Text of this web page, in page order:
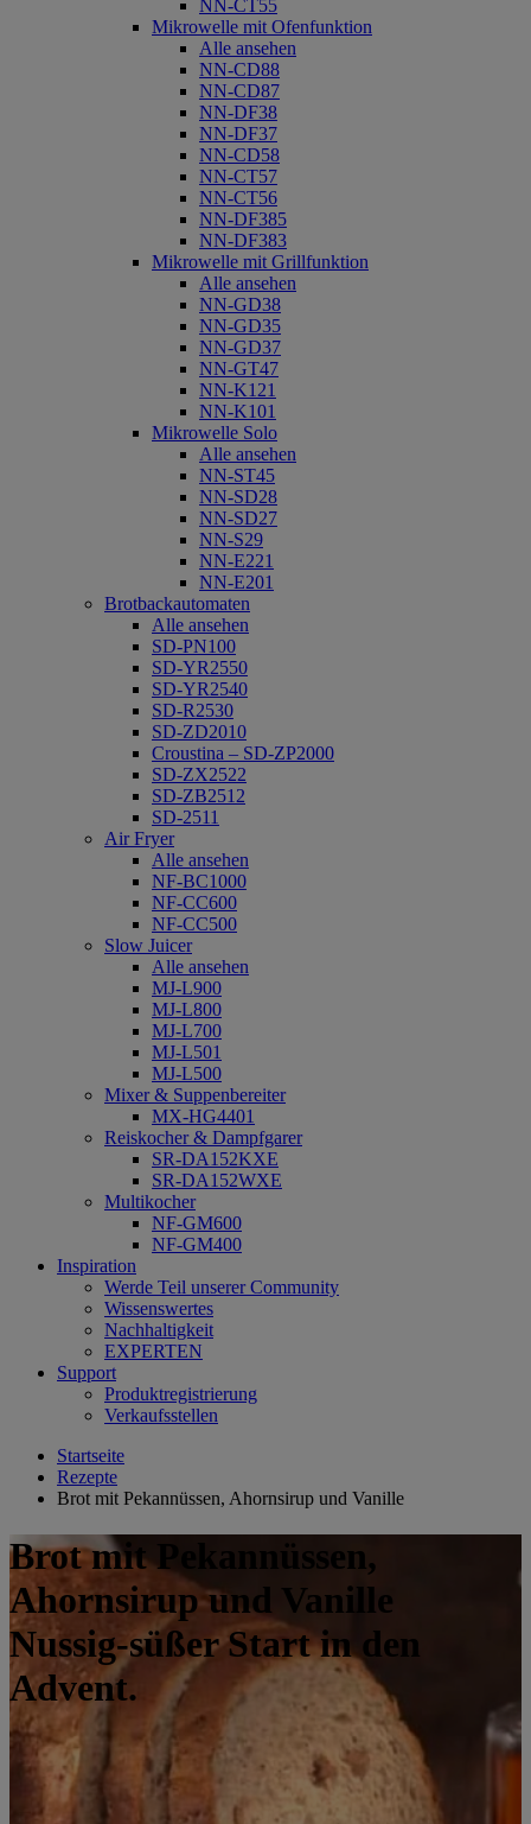
NN-CT55
Mikrowelle mit Ofenfunktion
Alle ansehen
NN-CD88
NN-CD87
NN-DF38
NN-DF37
NN-CD58
NN-CT57
NN-CT56
NN-DF385
NN-DF383
Mikrowelle mit Grillfunktion
Alle ansehen
NN-GD38
NN-GD35
NN-GD37
NN-GT47
NN-K121
NN-K101
Mikrowelle Solo
Alle ansehen
NN-ST45
NN-SD28
NN-SD27
NN-S29
NN-E221
NN-E201
Brotbackautomaten
Alle ansehen
SD-PN100
SD-YR2550
SD-YR2540
SD-R2530
SD-ZD2010
Croustina – SD-ZP2000
SD-ZX2522
SD-ZB2512
SD-2511
Air Fryer
Alle ansehen
NF-BC1000
NF-CC600
NF-CC500
Slow Juicer
Alle ansehen
MJ-L900
MJ-L800
MJ-L700
MJ-L501
MJ-L500
Mixer & Suppenbereiter
MX-HG4401
Reiskocher & Dampfgarer
SR-DA152KXE
SR-DA152WXE
Multikocher
NF-GM600
NF-GM400
Inspiration
Werde Teil unserer Community
Wissenswertes
Nachhaltigkeit
EXPERTEN
Support
Produktregistrierung
Verkaufsstellen
Startseite
Rezepte
Brot mit Pekannüssen, Ahornsirup und Vanille
Brot mit Pekannüssen,
Ahornsirup und Vanille
Nussig-süßer Start in den
Advent.